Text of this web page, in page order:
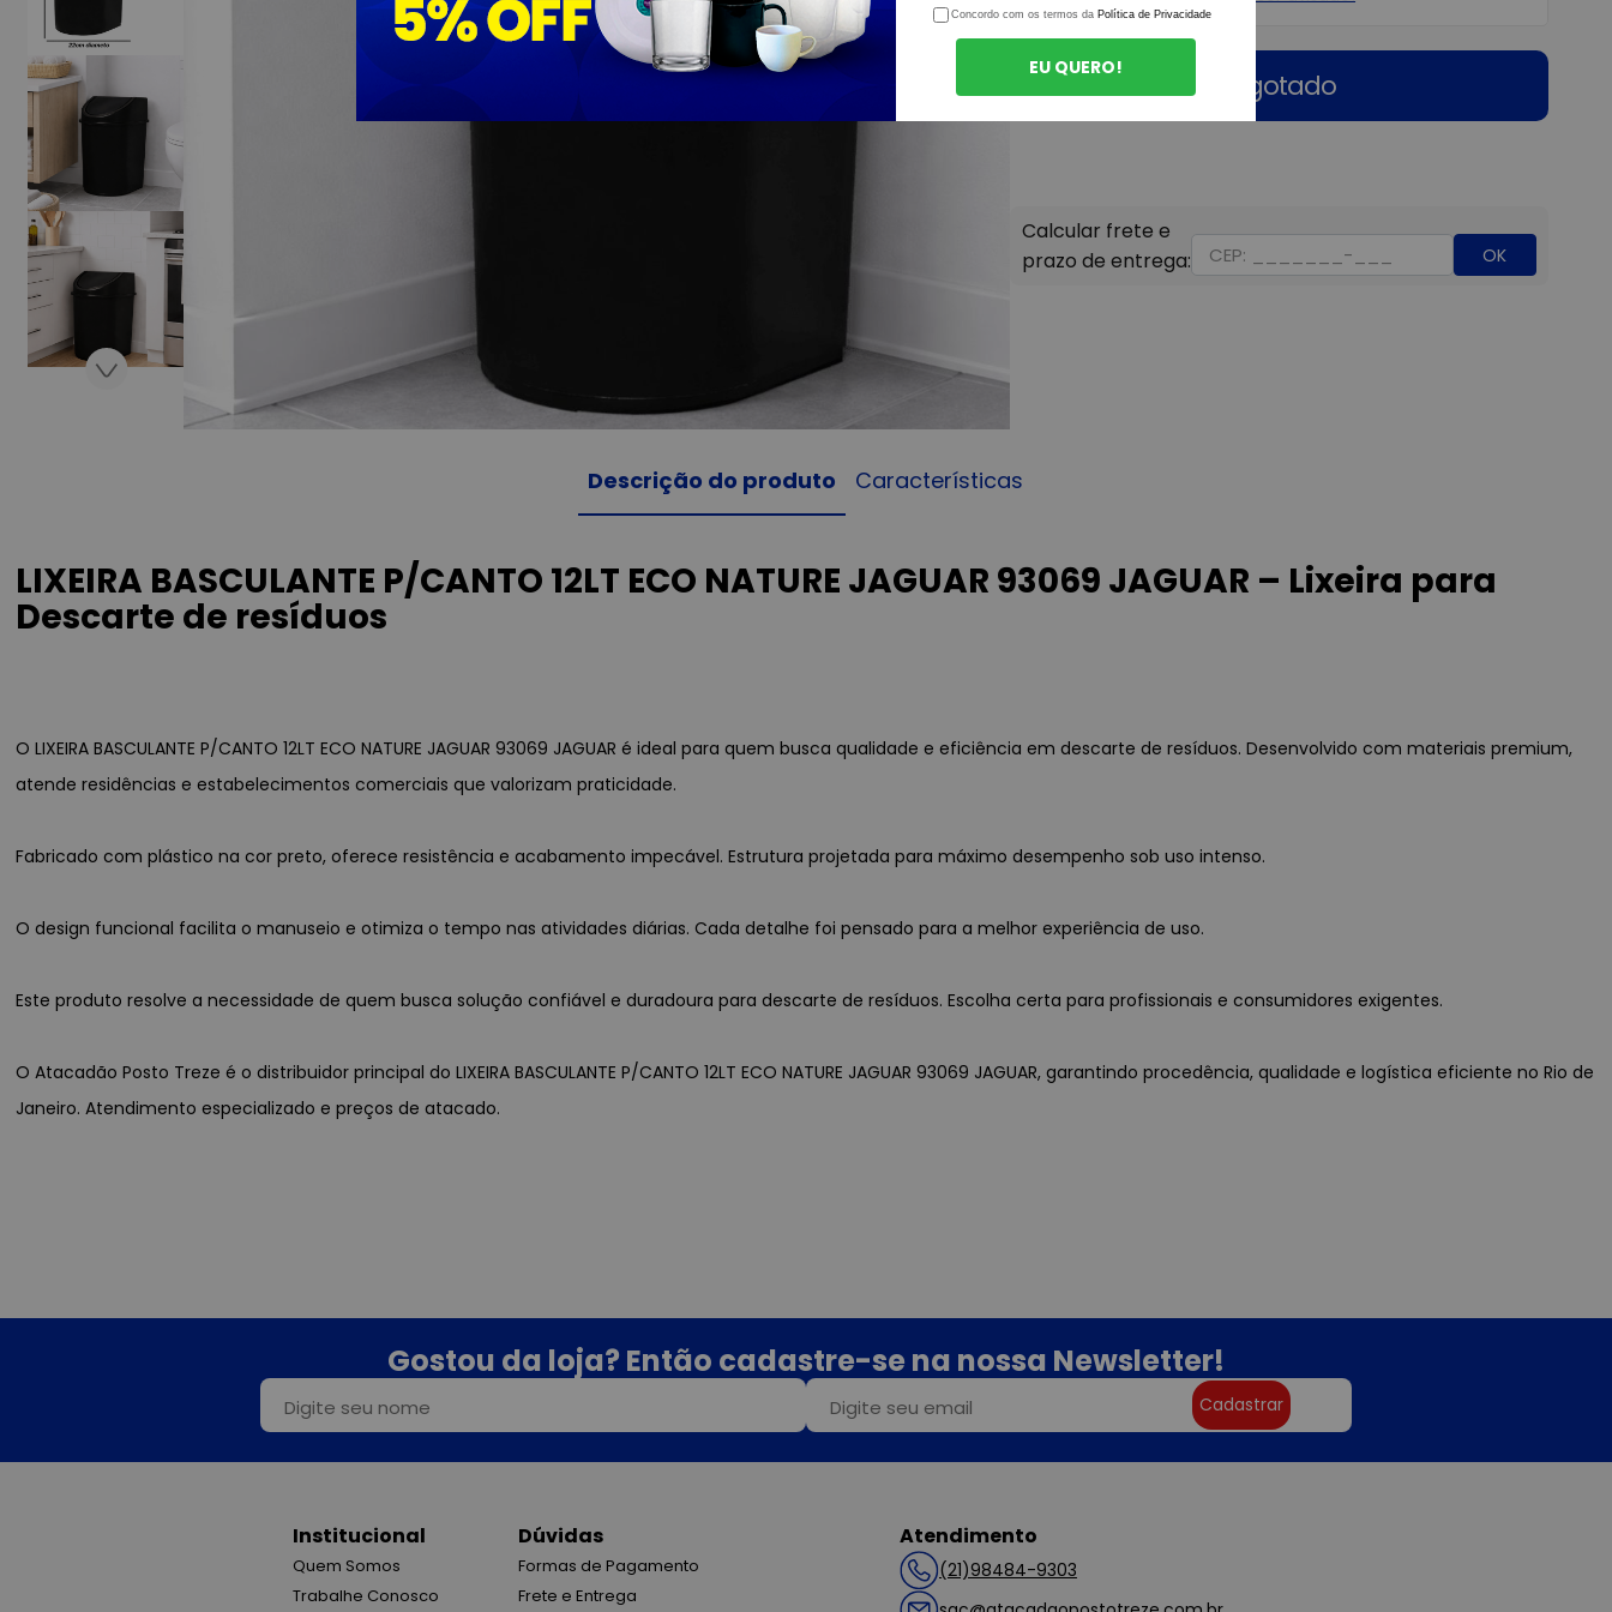
Esgotado
OK
Descrição do produto Características
LIXEIRA BASCULANTE P/CANTO 12LT ECO NATURE JAGUAR 93069 JAGUAR – Lixeira para
Descarte de resíduos
O LIXEIRA BASCULANTE P/CANTO 12LT ECO NATURE JAGUAR 93069 JAGUAR é ideal para quem busca qualidade e eficiência em descarte de resíduos. Desenvolvido com materiais premium,
atende residências e estabelecimentos comerciais que valorizam praticidade.
Fabricado com plástico na cor preto, oferece resistência e acabamento impecável. Estrutura projetada para máximo desempenho sob uso intenso.
O design funcional facilita o manuseio e otimiza o tempo nas atividades diárias. Cada detalhe foi pensado para a melhor experiência de uso.
Este produto resolve a necessidade de quem busca solução confiável e duradoura para descarte de resíduos. Escolha certa para profissionais e consumidores exigentes.
O Atacadão Posto Treze é o distribuidor principal do LIXEIRA BASCULANTE P/CANTO 12LT ECO NATURE JAGUAR 93069 JAGUAR, garantindo procedência, qualidade e logística eficiente no Rio de
Janeiro. Atendimento especializado e preços de atacado.
Gostou da loja? Então cadastre-se na nossa Newsletter!
Cadastrar
Institucional
Quem Somos
Trabalhe Conosco
Dúvidas
Formas de Pagamento
Frete e Entrega
Atendimento
(21)98484-9303
Concordo com os termos da Política de Privacidade
EU QUERO!